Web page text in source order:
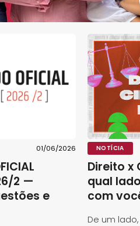
01/06/2026
2 —
e
NOTÍCIA
Direito x
qual
com
De um